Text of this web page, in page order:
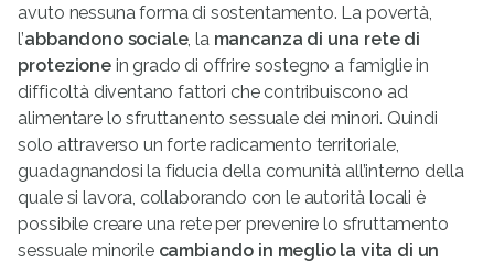
avuto nessuna forma di sostentamento. La povertà,
l’abbandono sociale, la mancanza di una rete di
protezionein grado di offrire sostegno a famiglie in
difficoltà diventano fattori che contribuiscono ad
alimentare lo sfruttanento sessuale dei minori. Quindi
solo attraverso un forte radicamento territoriale,
guadagnandosi la fiducia della comunità all’interno della
quale si lavora, collaborando con le autorità locali è
possibile creare una rete per prevenire lo sfruttamento
sessuale minorile cambiando in meglio la vita di un